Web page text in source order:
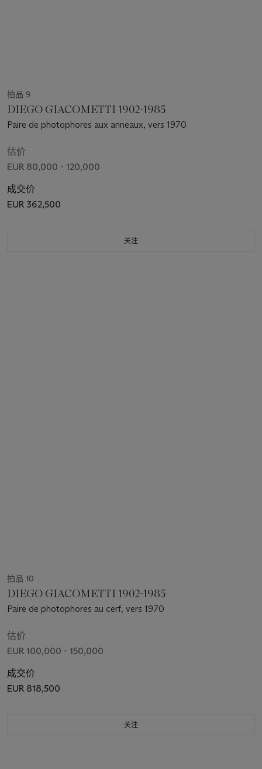
拍品 9
DIEGO GIACOMETTI 1902-1985
Paire de photophores aux anneaux, vers 1970
估价
EUR 80,000 - 120,000
成交价
EUR 362,500
关注
拍品 10
DIEGO GIACOMETTI 1902-1985
Paire de photophores au cerf, vers 1970
估价
EUR 100,000 - 150,000
成交价
EUR 818,500
关注